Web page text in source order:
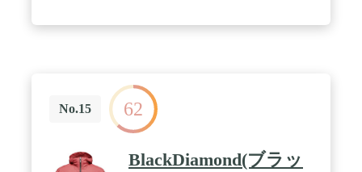
No.15 62
BlackDiamond(ブラッ